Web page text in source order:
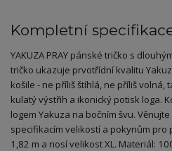
Kompletní
YAKUZA PRAY pánské tričko s
tričko ukazuje prvotřídní kvalitu
košile - ne příliš štíhlá, ne příliš
kulatý výstřih a ikonický potisk loga.
logem Yakuza na bočním švu.
specifikacím velikostí a pokynům pro
1,82 m a nosí velikost XL. Materiál: